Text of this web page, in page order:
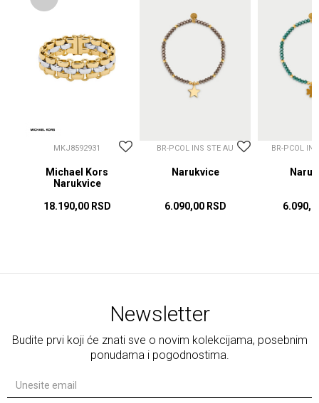
MKJ8592931
Michael Kors
Narukvice
18.190,00 RSD
BR-PCOL INS STE AU
Narukvice
6.090,00 RSD
BR-PCOL
Newsletter
Budite prvi koji će znati sve o novim kolekcijama, posebnim
ponudama i pogodnostima.